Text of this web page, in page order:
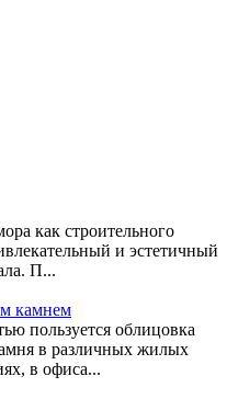
как строительного
и эстетичный
П...
камнем
пользуется облицовка
в различных жилых
в офиса...